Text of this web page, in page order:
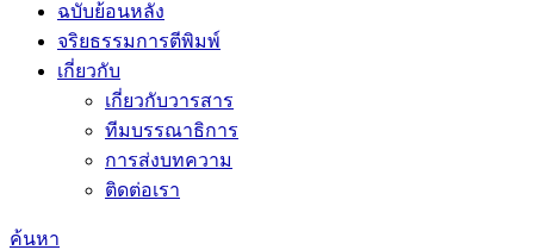
ฉบับย้อนหลัง
จริยธรรมการตีพิมพ์
เกี่ยวกับ
เกี่ยวกับวารสาร
ทีมบรรณาธิการ
การส่งบทความ
ติดต่อเรา
ค้นหา